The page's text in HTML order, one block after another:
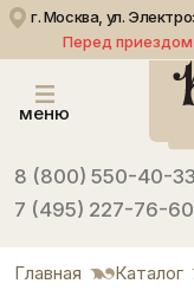
г. Москва, ул.
Перед приездом
меню
8 (800) 550-40-33
7 (495) 227-76-60
Главная Каталог